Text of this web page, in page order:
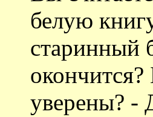
белую
старинный
уверены? -